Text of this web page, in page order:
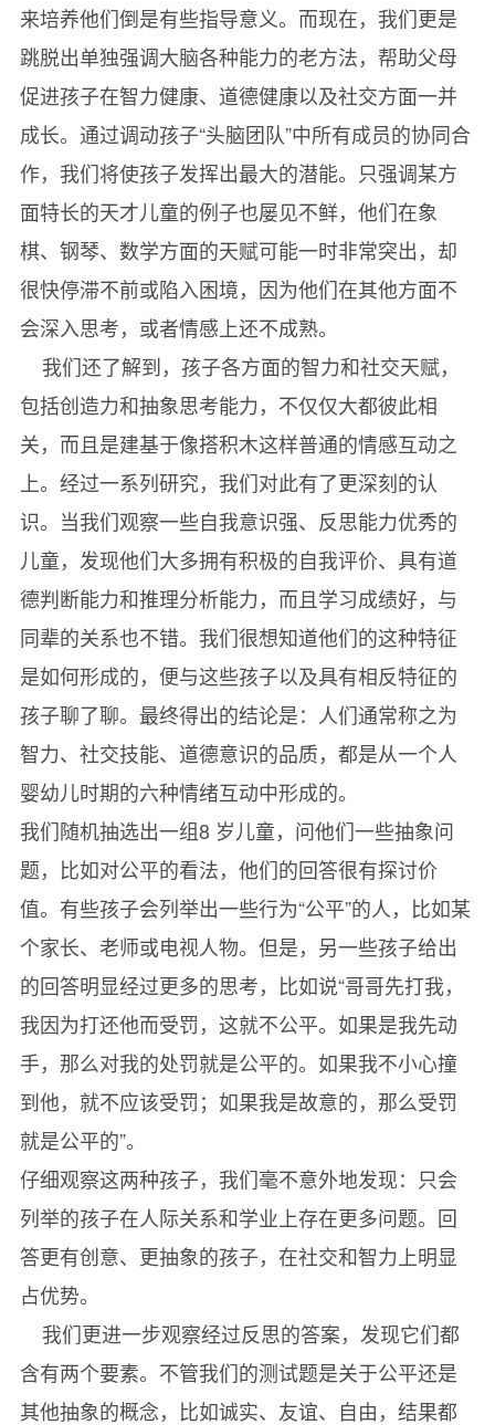
来培养他们倒是有些指导意义。而现在，我们更是
跳脱出单独强调大脑各种能力的老方法，帮助父母
促进孩子在智力健康、道德健康以及社交方面一并
成长。通过调动孩子“头脑团队”中所有成员的协同合
作，我们将使孩子发挥出最大的潜能。只强调某方
面特长的天才儿童的例子也屡见不鲜，他们在象
棋、钢琴、数学方面的天赋可能一时非常突出，却
很快停滞不前或陷入困境，因为他们在其他方面不
会深入思考，或者情感上还不成熟。
我们还了解到，孩子各方面的智力和社交天赋，
包括创造力和抽象思考能力，不仅仅大都彼此相
关，而且是建基于像搭积木这样普通的情感互动之
上。经过一系列研究，我们对此有了更深刻的认
识。当我们观察一些自我意识强、反思能力优秀的
儿童，发现他们大多拥有积极的自我评价、具有道
德判断能力和推理分析能力，而且学习成绩好，与
同辈的关系也不错。我们很想知道他们的这种特征
是如何形成的，便与这些孩子以及具有相反特征的
孩子聊了聊。最终得出的结论是：人们通常称之为
智力、社交技能、道德意识的品质，都是从一个人
婴幼儿时期的六种情绪互动中形成的。
我们随机抽选出一组8 岁儿童，问他们一些抽象问
题，比如对公平的看法，他们的回答很有探讨价
值。有些孩子会列举出一些行为“公平”的人，比如某
个家长、老师或电视人物。但是，另一些孩子给出
的回答明显经过更多的思考，比如说“哥哥先打我，
我因为打还他而受罚，这就不公平。如果是我先动
手，那么对我的处罚就是公平的。如果我不小心撞
到他，就不应该受罚；如果我是故意的，那么受罚
就是公平的”。
仔细观察这两种孩子，我们毫不意外地发现：只会
列举的孩子在人际关系和学业上存在更多问题。回
答更有创意、更抽象的孩子，在社交和智力上明显
占优势。
我们更进一步观察经过反思的答案，发现它们都
含有两个要素。不管我们的测试题是关于公平还是
其他抽象的概念，比如诚实、友谊、自由，结果都